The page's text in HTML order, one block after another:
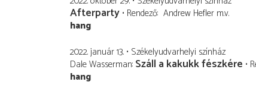
Afterparty Rendező Andrew Hefler m.v.
hang
2022. január 13. Székelyudvarhelyi színház
Dale Wasserman Száll a kakukk fészkére
hang